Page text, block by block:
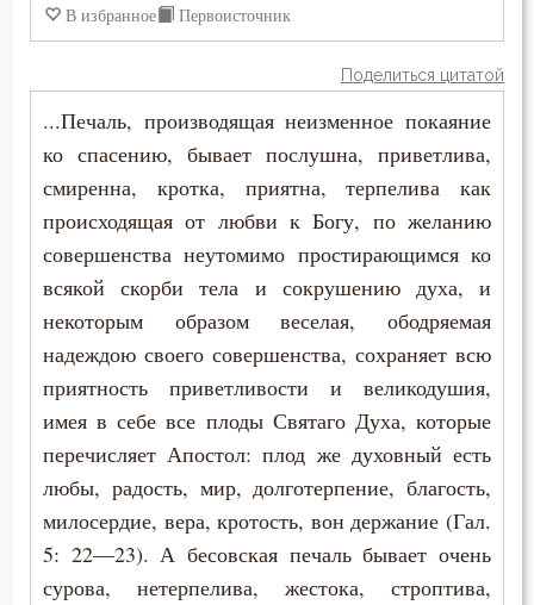
Мудрость
Мысли
Надежда
Начальство
Оскорбление
Память
Печаль
Подвиг
Помощь Божия
В избранное Первоисточник
Поделиться цитатой
...Печаль, производящая неизменное покаяние
ко спасению, бывает послушна, приветлива,
смиренна, кротка, приятна, терпелива как
происходящая от любви к Богу, по желанию
совершенства неутомимо простирающимся ко
всякой скорби тела и сокрушению духа, и
некоторым образом веселая, ободряемая
надеждою своего совершенства, сохраняет всю
приятность приветливости и великодушия,
имея в себе все плоды Святаго Духа, которые
перечисляет Апостол: плод же духовный есть
любы, радость, мир, долготерпение, благость,
милосердие, вера, кротость, вон держание (Гал.
5: 22—23). А бесовская печаль бывает очень
сурова, нетерпелива, жестока, строптива,